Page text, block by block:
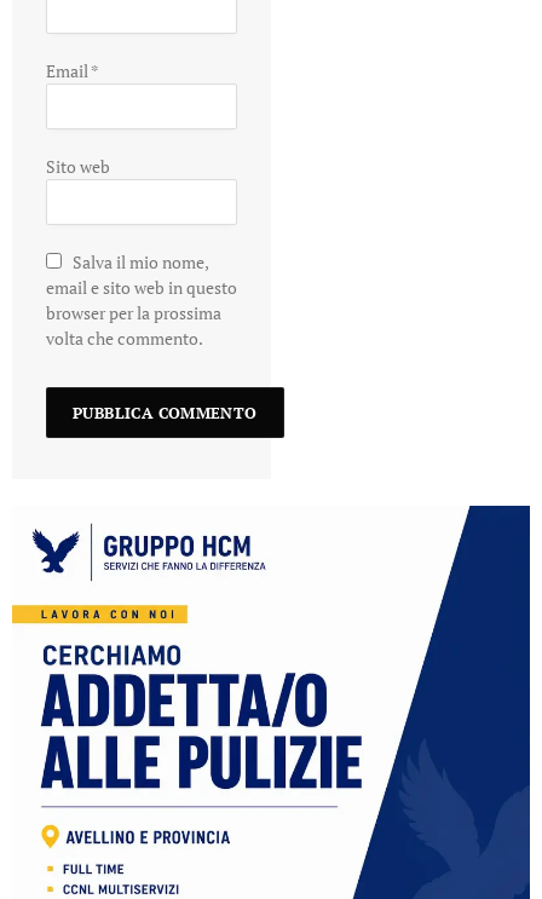
Email*
Sito web
Salva il mio nome,
email e sito web in questo
browser per la prossima
volta che commento.